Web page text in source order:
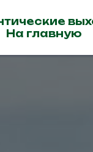
На главную